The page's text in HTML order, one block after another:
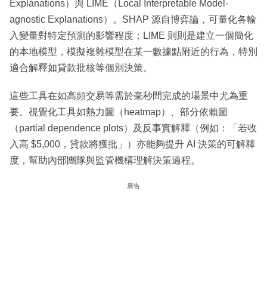
Explanations）與 LIME（Local Interpretable Model-
agnostic Explanations）。SHAP 源自博弈論，可量化各輸
入變量對特定預測的影響程度；LIME 則則是建立一個簡化
的本地模型，模擬複雜模型在某一數據點附近的行為，特別
適合解釋如貸款批核等個別決策。
這些工具在如高頻交易等需於毫秒間完成的場景中尤為重
要。視覺化工具如熱力圖（heatmap）、部分依賴圖
（partial dependence plots）及反事實解釋（例如：「若收
入高 $5,000，貸款將獲批」）亦能夠提升 AI 決策的可解釋
度，幫助內部團隊與監管機構理解決策過程。
廣告